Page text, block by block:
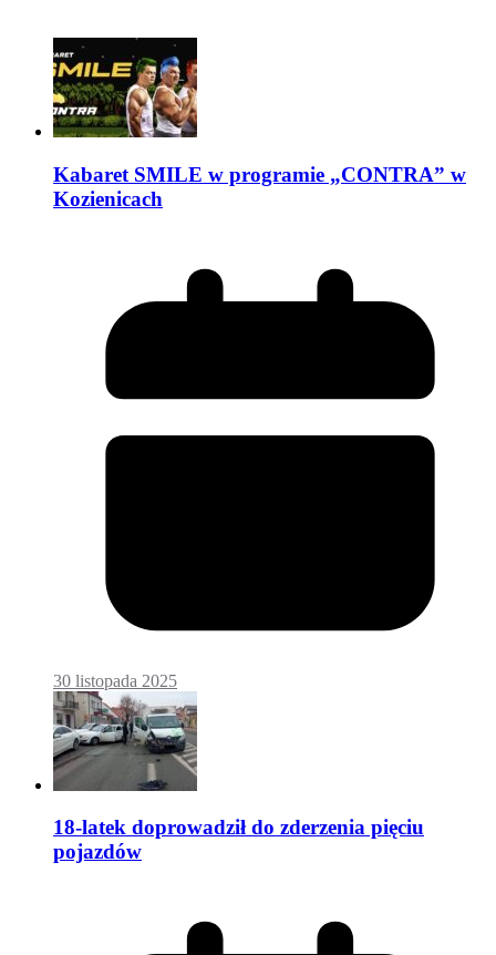
Kabaret SMILE w programie „CONTRA” w
Kozienicach
30 listopada 2025
18-latek doprowadził do zderzenia pięciu
pojazdów